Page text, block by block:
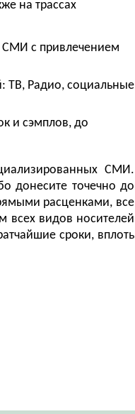
на трассах
СМИ с привлечением
ТВ, Радио, социальные
и сэмплов, до
СМИ.
донесите точечно до
расценками, все
видов носителей
сроки, вплоть